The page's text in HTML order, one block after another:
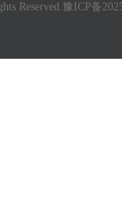
Reserved. 豫ICP备